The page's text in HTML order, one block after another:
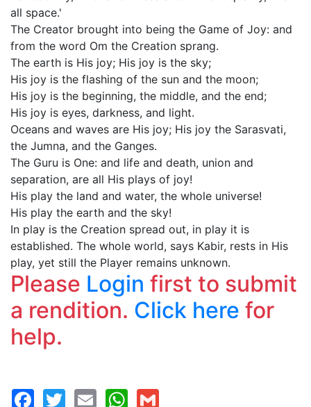
all space.'
The Creator brought into being the Game of Joy: and
from the word Om the Creation sprang.
The earth is His joy; His joy is the sky;
His joy is the flashing of the sun and the moon;
His joy is the beginning, the middle, and the end;
His joy is eyes, darkness, and light.
Oceans and waves are His joy; His joy the Sarasvati,
the Jumna, and the Ganges.
The Guru is One: and life and death, union and
separation, are all His plays of joy!
His play the land and water, the whole universe!
His play the earth and the sky!
In play is the Creation spread out, in play it is
established. The whole world, says Kabir, rests in His
play, yet still the Player remains unknown.
Please Login first to submit
a rendition. Click here for
help.